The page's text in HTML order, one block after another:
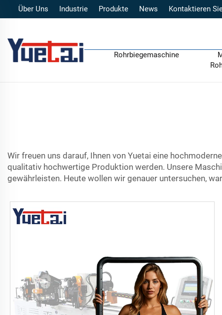
Über Uns Industrie Produkte News Kontaktieren
Rohrbiegemaschine
Wir freuen uns darauf, Ihnen von Yuetai eine
qualitativ hochwertige Produktion werden. Unsere
gewährleisten. Heute wollen wir genauer untersuchen,